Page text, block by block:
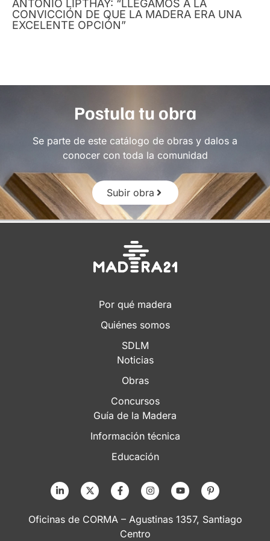
ANTONIO LIPTHAY: “LLEGAMOS A LA
CONVICCIÓN DE QUE LA MADERA ERA UNA
EXCELENTE OPCIÓN”
Postula tu obra
Se parte de este catálogo de obras y dalos a
conocer con toda la comunidad
Subir obra
Por qué madera
Quiénes somos
SDLM
Noticias
Obras
Concursos
Guía de la Madera
Información técnica
Educación
Oficinas de CORMA – Agustinas 1357, Santiago
Centro